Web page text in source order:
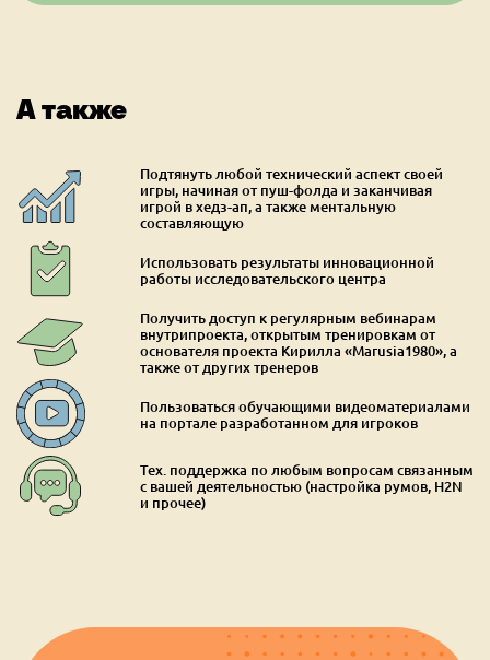
А также
Подтянуть любой технический аспект своей
игры, начиная от пуш-фолда и заканчивая
игрой в хедз-ап, а также ментальную
составляющую
Использовать результаты инновационной
работы исследовательского центра
Получить доступ к регулярным вебинарам
внутрипроекта, открытым тренировкам от
основателя проекта Кирилла «Marusia1980», а
также от других тренеров
Пользоваться обучающими видеоматериалами
на портале разработанном для игроков
Тех. поддержка по любым вопросам связанным
с вашей деятельностью (настройка румов, H2N
и прочее)